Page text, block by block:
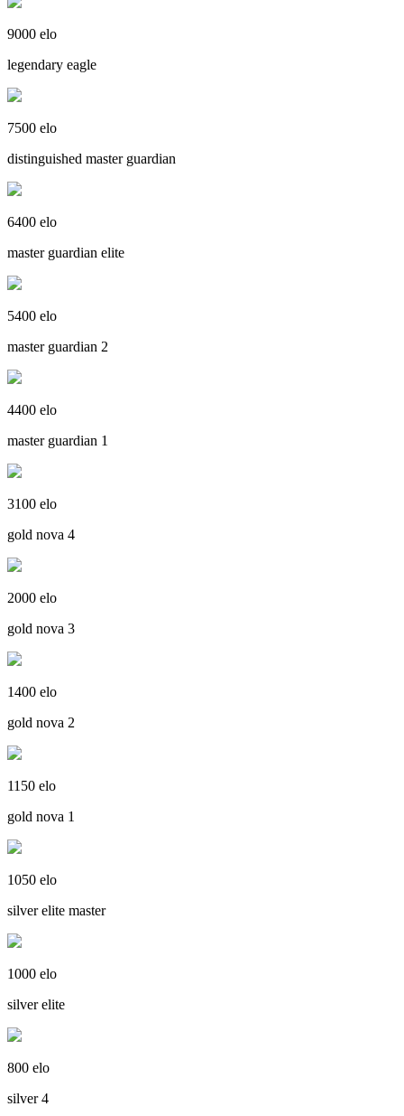
9000 elo
legendary eagle
7500 elo
distinguished master guardian
6400 elo
master guardian elite
5400 elo
master guardian 2
4400 elo
master guardian 1
3100 elo
gold nova 4
2000 elo
gold nova 3
1400 elo
gold nova 2
1150 elo
gold nova 1
1050 elo
silver elite master
1000 elo
silver elite
800 elo
silver 4